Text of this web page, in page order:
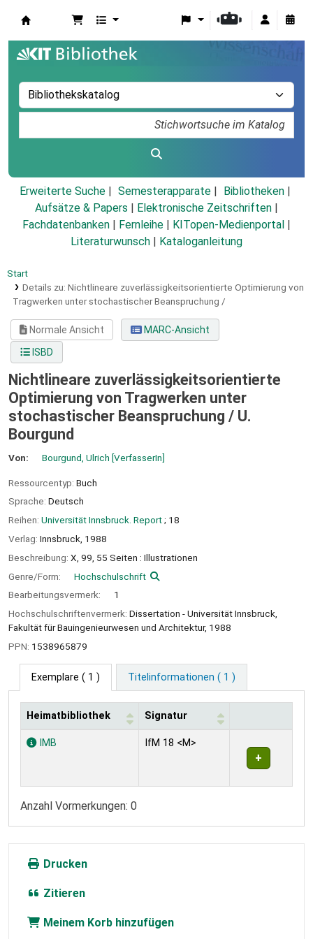
Erweiterte Suche Semesterapparate
Bibliotheken
Aufsätze & Papers
Elektronische Zeitschriften
Fachdatenbanken
Fernleihe KITopen-Medienportal
Literaturwunsch
Kataloganleitung
Start
Details zu: Nichtlineare zuverlässigkeitsorientierte Optimierung von
Tragwerken unter stochastischer Beanspruchung /
Normale Ansicht
MARC-Ansicht
ISBD
Nichtlineare zuverlässigkeitsorientierte
Optimierung von Tragwerken unter
stochastischer Beanspruchung / U.
Bourgund
Von: Bourgund, Ulrich [VerfasserIn]
Ressourcentyp: Buch
Sprache: Deutsch
Reihen: Universität Innsbruck. Report; 18
Verlag: Innsbruck, 1988
Beschreibung: X, 99, 55 Seiten : Illustrationen
Genre/Form:
Hochschulschrift
Bearbeitungsvermerk:
1
Hochschulschriftenvermerk: Dissertation - Universität Innsbruck,
Fakultät für Bauingenieurwesen und Architektur, 1988
PPN: 1538965879
Exemplare ( 1 ) Titelinformationen ( 1 )
Exemplare
Heimatbibliothek Signatur
IMB IfM 18 <M>
Anzahl Vormerkungen: 0
Drucken
Zitieren
Meinem Korb hinzufügen